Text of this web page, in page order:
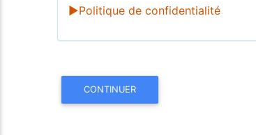
►Politique de confidentialité
CONTINUER